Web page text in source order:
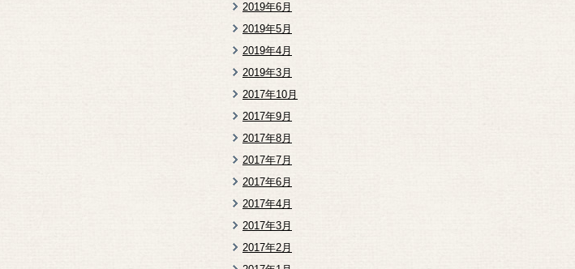
2019年6月
2019年5月
2019年4月
2019年3月
2017年10月
2017年9月
2017年8月
2017年7月
2017年6月
2017年4月
2017年3月
2017年2月